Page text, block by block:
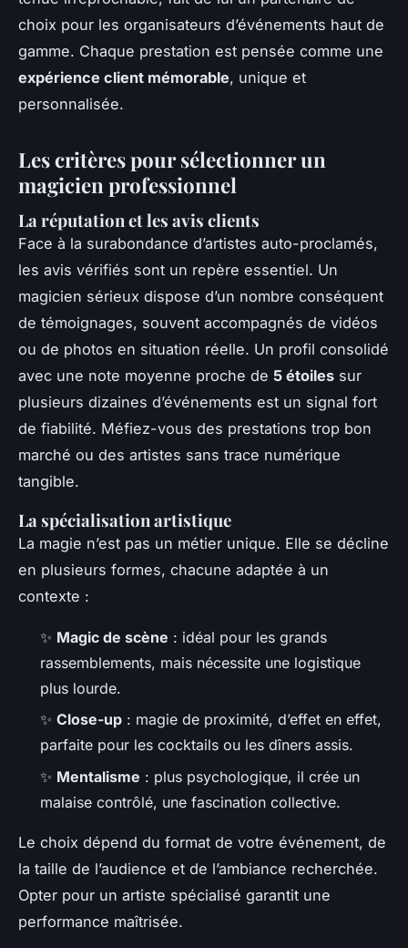
choix pour les organisateurs d’événements haut de
gamme. Chaque prestation est pensée comme une
expérience client mémorable, unique et
personnalisée.
Les critères pour sélectionner un
magicien professionnel
La réputation et les avis clients
Face à la surabondance d’artistes auto-proclamés,
les avis vérifiés sont un repère essentiel. Un
magicien sérieux dispose d’un nombre conséquent
de témoignages, souvent accompagnés de vidéos
ou de photos en situation réelle. Un profil consolidé
avec une note moyenne proche de 5 étoiles sur
plusieurs dizaines d’événements est un signal fort
de fiabilité. Méfiez-vous des prestations trop bon
marché ou des artistes sans trace numérique
tangible.
La spécialisation artistique
La magie n’est pas un métier unique. Elle se décline
en plusieurs formes, chacune adaptée à un
contexte :
✨ Magic de scène : idéal pour les grands
rassemblements, mais nécessite une logistique
plus lourde.
✨ Close-up : magie de proximité, d’effet en effet,
parfaite pour les cocktails ou les dîners assis.
✨ Mentalisme : plus psychologique, il crée un
malaise contrôlé, une fascination collective.
Le choix dépend du format de votre événement, de
la taille de l’audience et de l’ambiance recherchée.
Opter pour un artiste spécialisé garantit une
performance maîtrisée.